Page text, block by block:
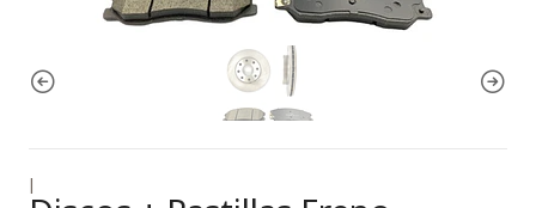
|